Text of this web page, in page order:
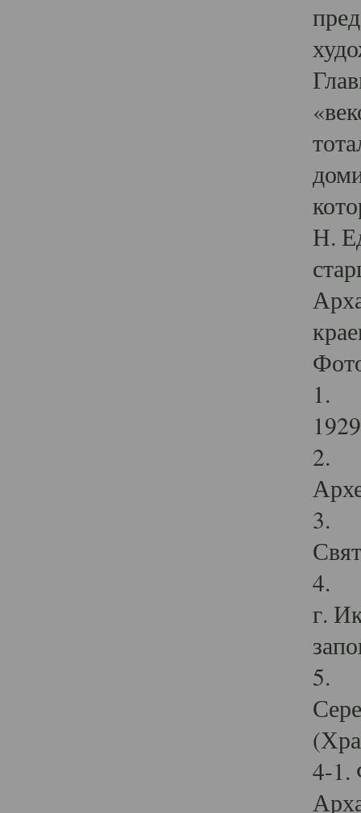
Н.
1.
2.
3.
4.
г.
5.
4-1.